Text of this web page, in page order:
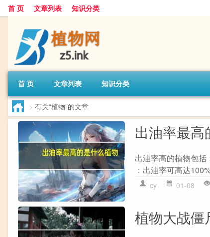
首 页 文章列表 知识分类
首 页 文章列表 知识分类
> 有关“植物”的文章
出油率最高
出油率高的植物包
：出油率可高达
cy 01-08
植物大战僵